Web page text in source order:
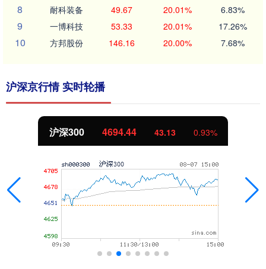
8 耐科装备 49.67 20.01% 6.83%
9 一博科技 53.33 20.01% 17.26%
10 方邦股份 146.16 20.00% 7.68%
沪深京行情 实时轮播
北证50 1134.24 11.37 1.01%